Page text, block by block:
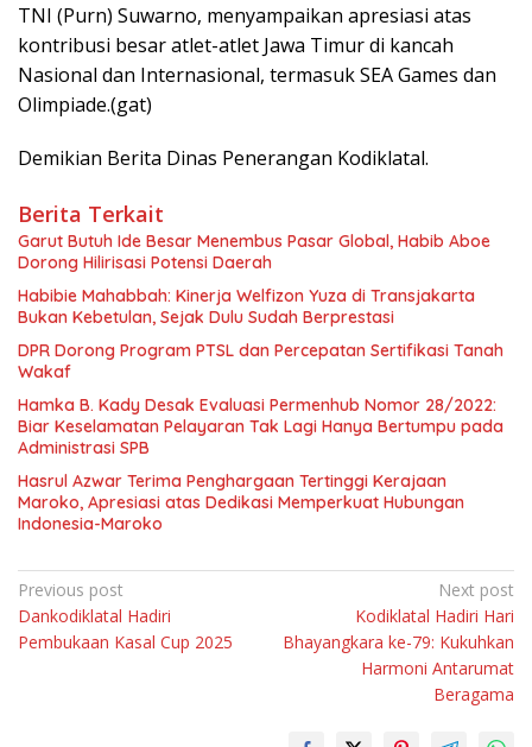
TNI (Purn) Suwarno, menyampaikan apresiasi atas
kontribusi besar atlet-atlet Jawa Timur di kancah
Nasional dan Internasional, termasuk SEA Games dan
Olimpiade.(gat)
Demikian Berita Dinas Penerangan Kodiklatal.
Berita Terkait
Garut Butuh Ide Besar Menembus Pasar Global, Habib Aboe
Dorong Hilirisasi Potensi Daerah
Habibie Mahabbah: Kinerja Welfizon Yuza di Transjakarta
Bukan Kebetulan, Sejak Dulu Sudah Berprestasi
DPR Dorong Program PTSL dan Percepatan Sertifikasi Tanah
Wakaf
Hamka B. Kady Desak Evaluasi Permenhub Nomor 28/2022:
Biar Keselamatan Pelayaran Tak Lagi Hanya Bertumpu pada
Administrasi SPB
Hasrul Azwar Terima Penghargaan Tertinggi Kerajaan
Maroko, Apresiasi atas Dedikasi Memperkuat Hubungan
Indonesia-Maroko
Navigasi
pos
Previous post
Dankodiklatal Hadiri
Pembukaan Kasal Cup 2025
Next post
Kodiklatal Hadiri Hari
Bhayangkara ke-79: Kukuhkan
Harmoni Antarumat
Beragama